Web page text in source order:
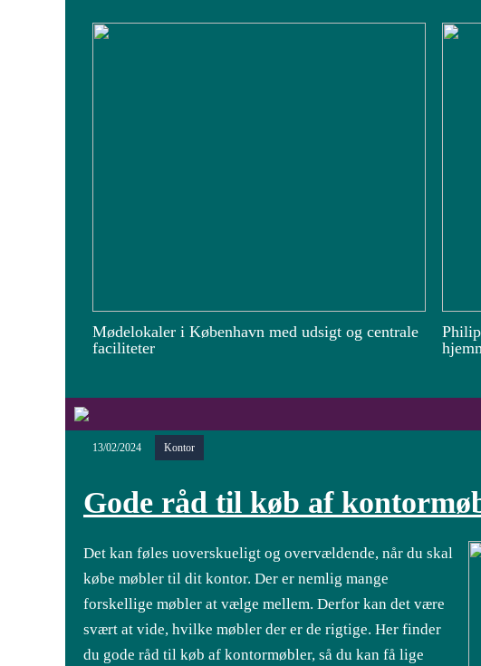
Mødelokaler i København med udsigt og centrale
faciliteter
13/02/2024 Kontor
Gode råd til køb af
Det kan føles uoverskueligt og overvældende, når du skal
købe møbler til dit kontor. Der er nemlig mange
forskellige møbler at vælge mellem. Derfor kan det være
svært at vide, hvilke møbler der er de rigtige. Her finder
du gode råd til køb af kontormøbler, så du kan få lige